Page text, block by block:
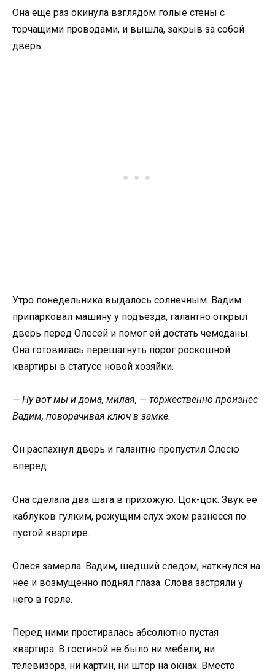
Она еще раз окинула взглядом голые стены с
торчащими проводами, и вышла, закрыв за собой
дверь.
Утро понедельника выдалось солнечным. Вадим
припарковал машину у подъезда, галантно открыл
дверь перед Олесей и помог ей достать чемоданы.
Она готовилась перешагнуть порог роскошной
квартиры в статусе новой хозяйки.
— Ну вот мы и дома, милая, — торжественно произнес
Вадим, поворачивая ключ в замке.
Он распахнул дверь и галантно пропустил Олесю
вперед.
Она сделала два шага в прихожую. Цок-цок. Звук ее
каблуков гулким, режущим слух эхом разнесся по
пустой квартире.
Олеся замерла. Вадим, шедший следом, наткнулся на
нее и возмущенно поднял глаза. Слова застряли у
него в горле.
Перед ними простиралась абсолютно пустая
квартира. В гостиной не было ни мебели, ни
телевизора, ни картин, ни штор на окнах. Вместо